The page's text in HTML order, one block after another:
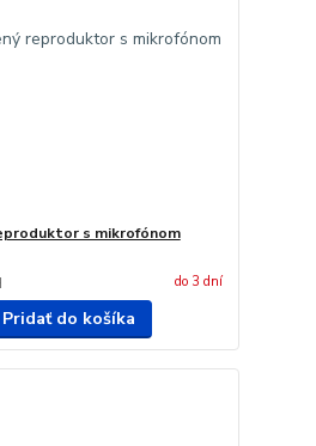
s mikrofónom
do 3 dní
Pridať do košíka